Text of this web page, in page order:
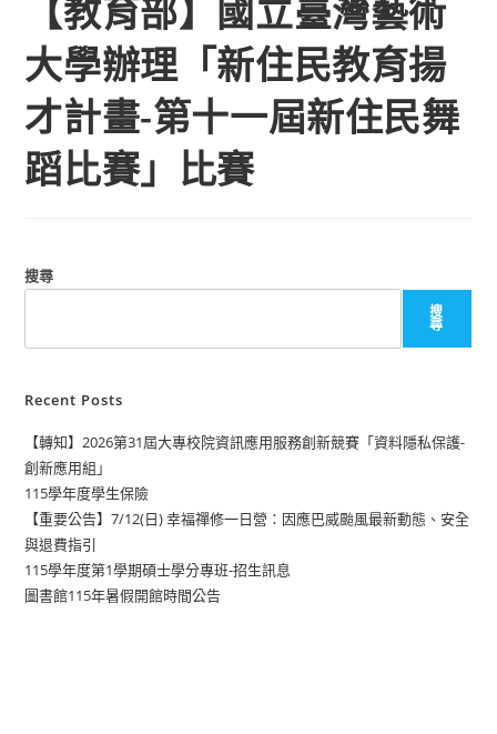
【教育部】國立臺灣藝術
大學辦理「新住民教育揚
才計畫-第十一屆新住民舞
蹈比賽」比賽
搜尋
搜
尋
Recent Posts
【轉知】2026第31屆大專校院資訊應用服務創新競賽「資料隱私保護-
創新應用組」
115學年度學生保險
【重要公告】7/12(日) 幸福禪修一日營：因應巴威颱風最新動態、安全
與退費指引
115學年度第1學期碩士學分專班-招生訊息
圖書館115年暑假開館時間公告